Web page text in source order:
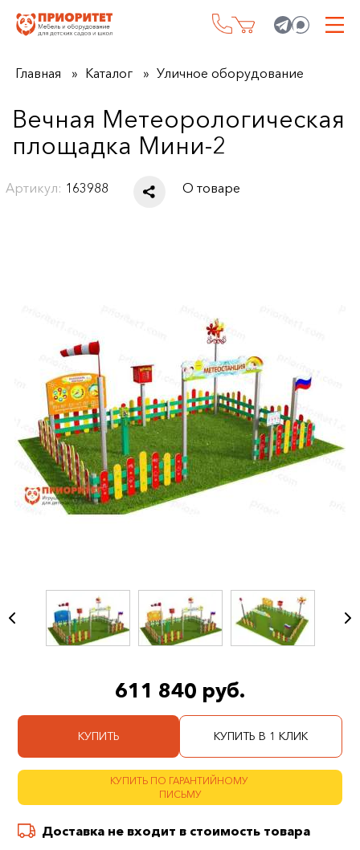
Главная Каталог Уличное оборудование
Вечная Метеорологическая
площадка Мини-2
Артикул: 163988 О товаре
611 840 руб.
КУПИТЬ КУПИТЬ В 1 КЛИК
КУПИТЬ ПО ГАРАНТИЙНОМУ
ПИСЬМУ
Доставка не входит в стоимость товара